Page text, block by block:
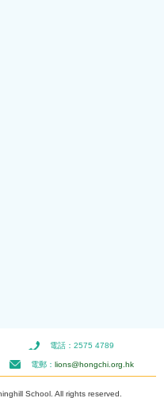
電話：2575 4789
電郵： lions@hongchi.org.hk
School. All rights reserved.